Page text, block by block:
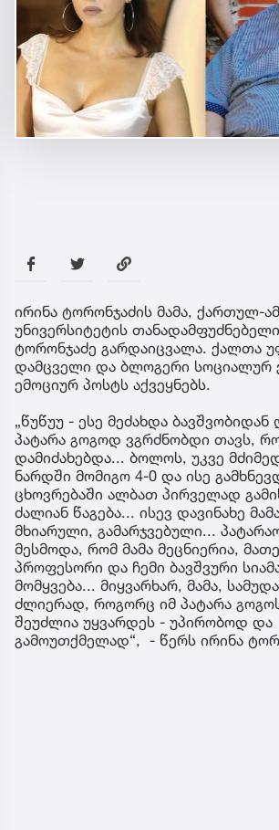
ირინა ტორონჯაძის მამა, ქართულ-
უნივერსიტეტის
ტორონჯაძე გარდაიცვალა. ქალთა
დამცველი და ბლოგერი სოციალურ
ემოციურ პოსტს აქვეყნებს.
„წუწუუ - ესე მეძახდა
პატარა გოგოდ ვგრძნობდი თავს,
დამიძახებდა... ბოლოს, უკვე
ნარდში მომიგო 4-0 და ისე
ცხოვრებაში ალბათ პირველად
ძალიან წაგება... ისევ დავინახე
მხიარული, გამარჯვებული...
მესმოდა, რომ მამა მეცნიერია,
პროფესორი და ჩემი ბავშვური
მომყვება... მიყვარხარ, მამა,
ძლიერად, როგორც იმ პატარა გოგოს
შეუძლია უყვარდეს - უპირობოდ და
გამოუთქმელად“, - წერს ირინა